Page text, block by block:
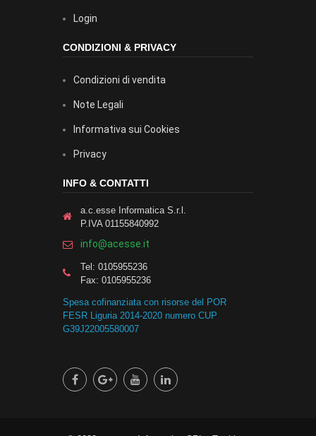
Login
CONDIZIONI & PRIVACY
Condizioni di vendita
Note Legali
Informativa sui Cookies
Privacy
INFO & CONTATTI
a.c.esse Informatica S.r.l.
P.IVA 01155840992
info@acesse.it
Tel: 0105955236
Fax: 0105955236
Spesa cofinanziata con risorse del POR
FESR Liguria 2014-2020 numero CUP
G39J22005580007